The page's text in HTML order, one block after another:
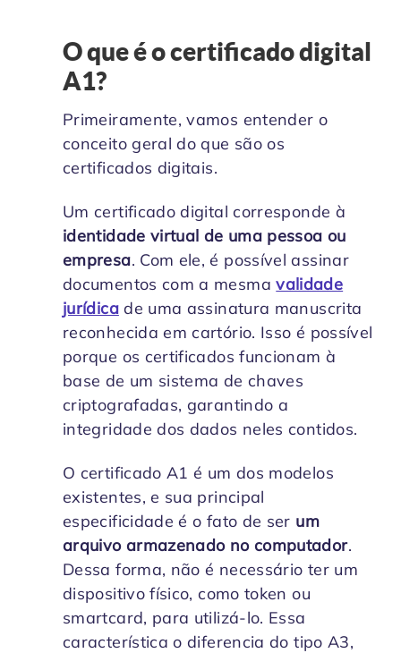
O que é o certificado digital
A1?
Primeiramente, vamos entender o
conceito geral do que são os
certificados digitais.
Um certificado digital corresponde à
identidade virtual de uma pessoa ou
empresa. Com ele, é possível assinar
documentos com a mesmavalidade
jurídicade uma assinatura manuscrita
reconhecida em cartório. Isso é possível
porque os certificados funcionam à
base de um sistema de chaves
criptografadas, garantindo a
integridade dos dados neles contidos.
O certificado A1 é um dos modelos
existentes, e sua principal
especificidade é o fato de ser um
arquivo armazenado no computador.
Dessa forma, não é necessário ter um
dispositivo físico, como token ou
smartcard, para utilizá-lo. Essa
característica o diferencia do tipo A3,